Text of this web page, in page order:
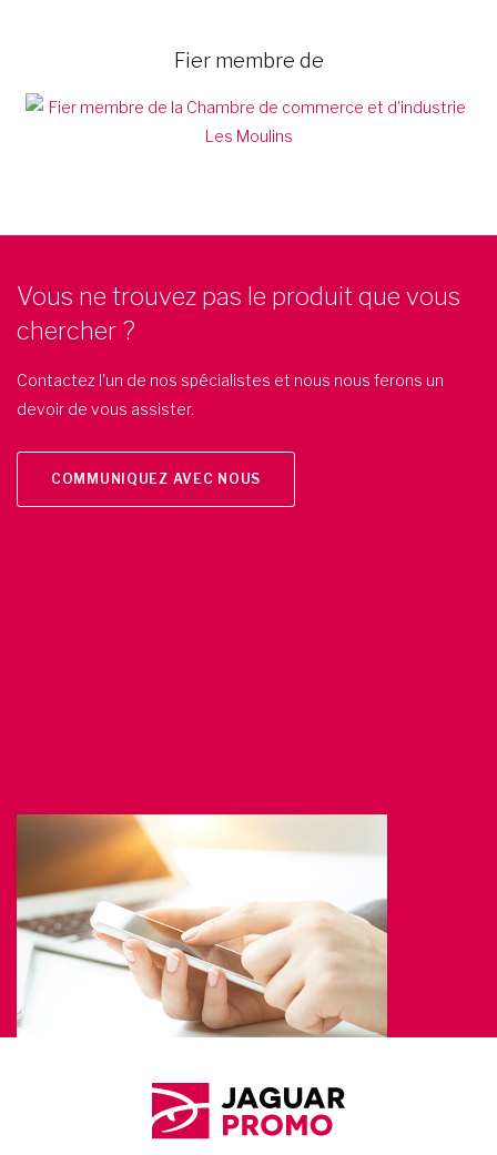
Fier membre de
Vous ne trouvez pas le produit que vous
chercher ?
Contactez l'un de nos spécialistes et nous nous ferons un
devoir de vous assister.
COMMUNIQUEZ AVEC NOUS